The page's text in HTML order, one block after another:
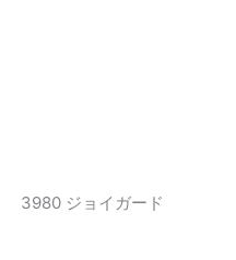
3980 ジョイガード